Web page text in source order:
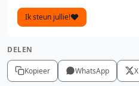
Ik steun jullie!
DELEN
Kopieer WhatsApp X